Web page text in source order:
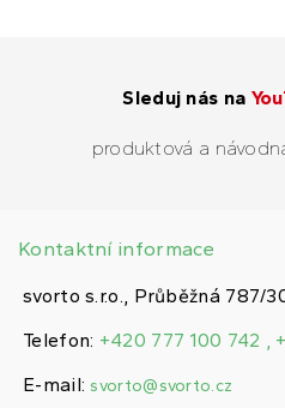
Sleduj nás na
produktová a
Kontaktní informace
svorto s.r.o., Průběžná 787/
Telefon: +420 777 100 742 ,
E-mail: svorto@svorto.cz